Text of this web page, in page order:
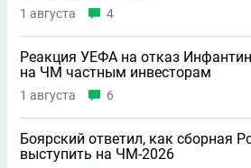
1 августа 4
Реакция УЕФА на отказ
на ЧМ частным инвесторам
1 августа 6
Боярский ответил, как сборная
выступить на ЧМ-2026